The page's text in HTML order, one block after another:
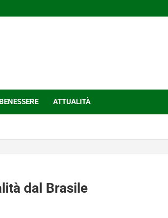
ATTUALITÀ
dal Brasile